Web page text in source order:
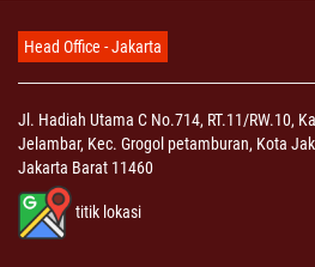
Head Office - Jakarta
Jl. Hadiah Utama C No.714, RT.11/RW.10,
Jelambar, Kec. Grogol petamburan, Kota
Jakarta Barat 11460
titik lokasi